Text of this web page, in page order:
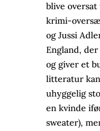
blive
krimi-
og Jussi
England,
og giver et
litteratur
uhyggelig
en kvinde
sweater),